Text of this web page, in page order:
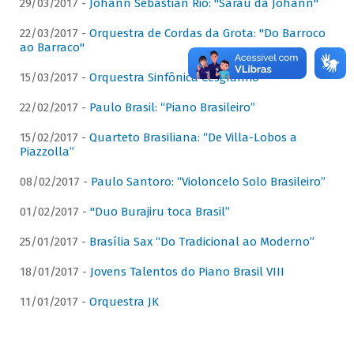
29/03/2017 - Johann Sebastian Rio: "Sarau da Johann"
22/03/2017 - Orquestra de Cordas da Grota: "Do Barroco
ao Barraco"
15/03/2017 - Orquestra Sinfônica Cesgranrio
22/02/2017 - Paulo Brasil: “Piano Brasileiro”
15/02/2017 - Quarteto Brasiliana: “De Villa-Lobos a
Piazzolla”
08/02/2017 - Paulo Santoro: “Violoncelo Solo Brasileiro”
01/02/2017 - "Duo Burajiru toca Brasil”
25/01/2017 - Brasília Sax “Do Tradicional ao Moderno”
18/01/2017 - Jovens Talentos do Piano Brasil VIII
11/01/2017 - Orquestra JK